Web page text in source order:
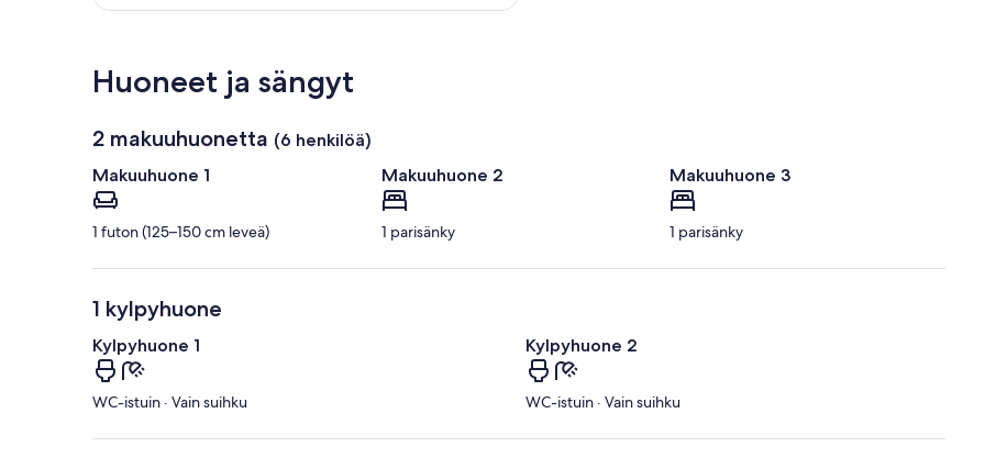
Huoneet ja sängyt
2 makuuhuonetta (6 henkilöä)
Makuuhuone 1
1 futon (125–150 cm leveä)
Makuuhuone 2
1 parisänky
Makuuhuone 3
1 parisänky
1 kylpyhuone
Kylpyhuone 1
WC-istuin · Vain suihku
Kylpyhuone 2
WC-istuin · Vain suihku